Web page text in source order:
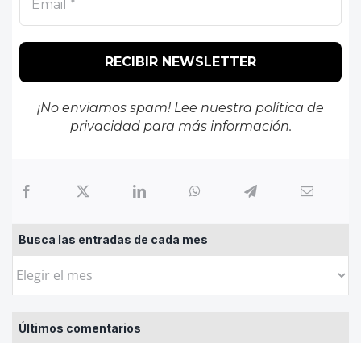
¡No enviamos spam! Lee nuestra política de
privacidadpara más información.
Busca las entradas de cada mes
Busca
entradas
de
Últimos comentarios